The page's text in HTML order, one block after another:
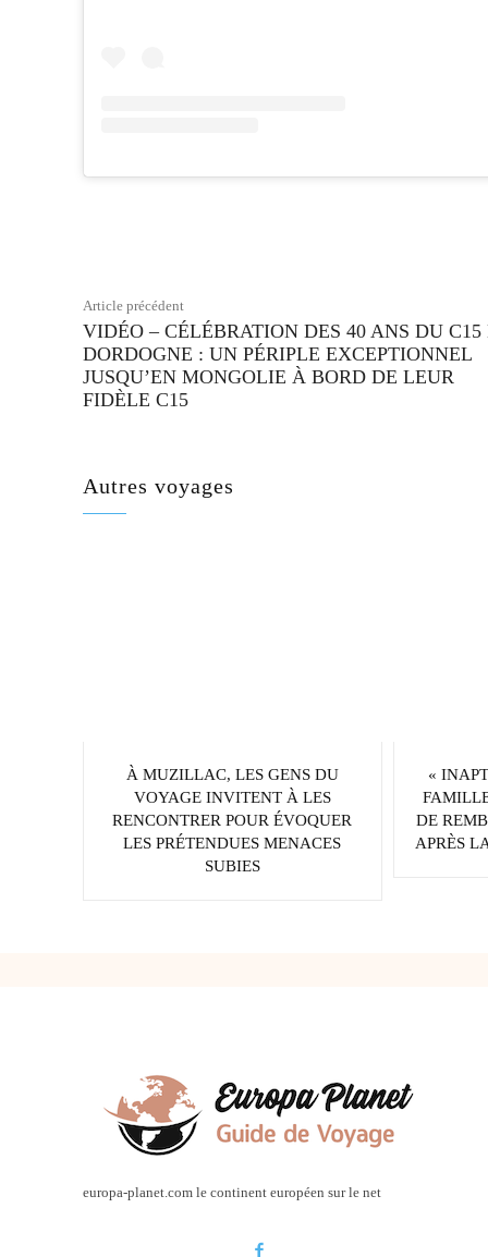
Article précédent
VIDÉO – CÉLÉBRATION DES 40 ANS DU C15
DORDOGNE : UN PÉRIPLE EXCEPTIONNEL
JUSQU’EN MONGOLIE À BORD DE LEUR
FIDÈLE C15
Autres voyages
À MUZILLAC, LES GENS DU
VOYAGE INVITENT À LES
RENCONTRER POUR ÉVOQUER
LES PRÉTENDUES MENACES
SUBIES
«
DE
APRÈS
europa-planet.com le continent européen sur le net